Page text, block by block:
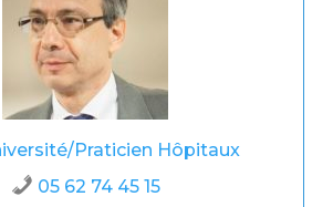
Praticien Hôpitaux
05 62 74 45 15